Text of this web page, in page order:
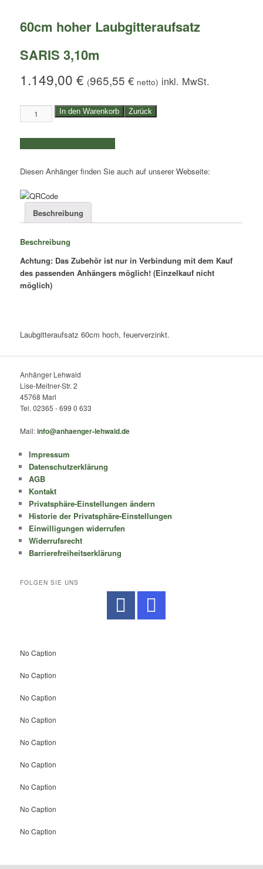
60cm hoher Laubgitteraufsatz
SARIS 3,10m
1.149,00€ (965,55€ netto)
60cm
hoher
Laubgitteraufsatz
SARIS
Menge
In den Warenkorb Zurück
Diesen Anhänger finden Sie auch auf unserer Webseite:
Beschreibung
Beschreibung
Achtung: Das Zubehör ist nur in Verbindung mit dem Kauf
des passenden Anhängers möglich! (Einzelkauf nicht
möglich)
Laubgitteraufsatz 60cm hoch, feuerverzinkt.
Anhänger Lehwald
Lise-Meitner-Str. 2
45768 Marl
Tel. 02365 - 699 0 633
Mail:info@anhaenger-lehwald.de
Impressum
Datenschutzerklärung
AGB
Kontakt
Privatsphäre-Einstellungen ändern
Historie der Privatsphäre-Einstellungen
Einwilligungen widerrufen
Widerrufsrecht
Barrierefreiheitserklärung
FOLGEN SIE UNS
No Caption
No Caption
No Caption
No Caption
No Caption
No Caption
No Caption
No Caption
No Caption